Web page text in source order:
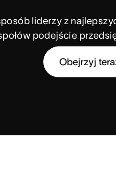
liderzy z
podejście
Obejrzyj